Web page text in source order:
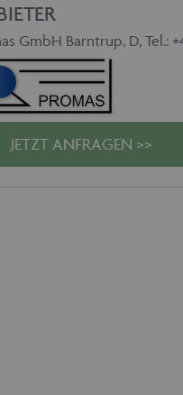
GmbH Barntrup, D, Tel.:
JETZT ANFRAGEN >>